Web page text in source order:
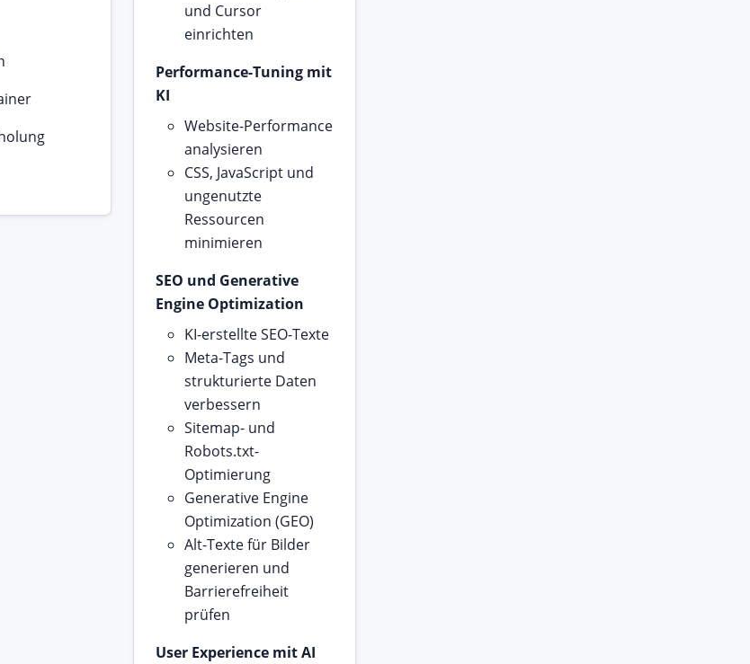
und Cursor
einrichten
Performance-Tuning mit
KI
Website-Performance
analysieren
CSS, JavaScript und
ungenutzte
Ressourcen
minimieren
SEO und Generative
Engine Optimization
KI-erstellte SEO-Texte
Meta-Tags und
strukturierte Daten
verbessern
Sitemap- und
Robots.txt-
Optimierung
Generative Engine
Optimization (GEO)
Alt-Texte für Bilder
generieren und
Barrierefreiheit
prüfen
User Experience mit AI